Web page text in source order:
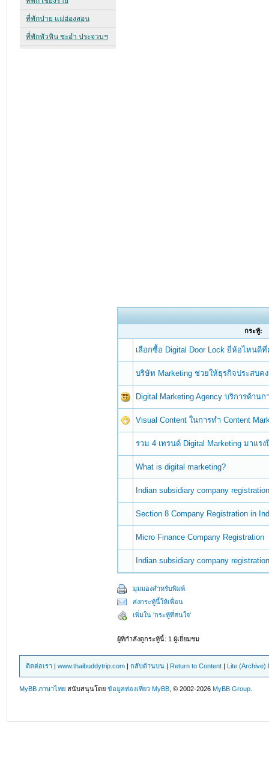
กระทู้:
เลือกซื้อ Digital Door Lock ยี่ห้อไหน
บริษัท Marketing ช่วยให้ธุรกิจประสบคง
Digital Marketing Agency บริการด้าน
Visual Content ในการทำ Content
รวม 4 เทรนด์ Digital Marketing มาแร
What is digital marketing?
Indian subsidiary company
Section 8 Company Registration in
Micro Finance Company Registration
Indian subsidiary company
มุมมองสำหรับพิมพ์
ส่งกระทู้นี้ให้เพื่อน
เพิ่มใน 'กระทู้ที่สนใจ'
ผู้ที่กำลังดูกระทู้นี้: 1 ผู้เยี่ยมชม
ติดต่อเรา |www.thaibuddytrip.com |กลับด้านบน | Return to Content | Lite (Archive)
MyBB ภาษาไทย สนับสนุนโดยข้อมูลท่องเที่ยว MyBB , © 2002-2026MyBB Group